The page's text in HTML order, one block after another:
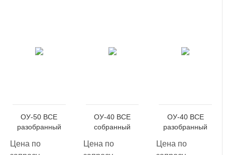
ОУ-50 ВСЕ
разобранный
Цена по
ОУ-40 ВСЕ
собранный
Цена по
ОУ-40 ВСЕ
разобранный
Цена по